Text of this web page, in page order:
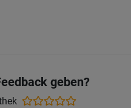
geben?